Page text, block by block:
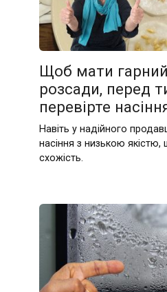
Щоб мати
розсади, перед
перевірте
Навіть у надійного
насіння з низькою
схожість.